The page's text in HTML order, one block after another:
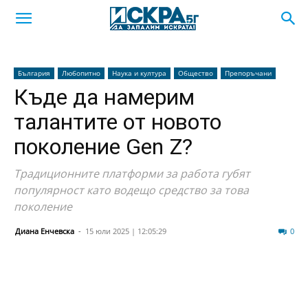
България Любопитно Наука и култура Общество Препоръчани
Къде да намерим
талантите от новото
поколение Gen Z?
Традиционните платформи за работа губят
популярност като водещо средство за това
поколение
Диана Енчевска - 15 юли 2025 | 12:05:29 0